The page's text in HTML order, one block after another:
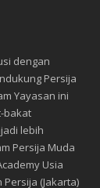
dengan
Persija
Yayasan ini
bakat
lebih
Persija Muda
Usia
Persija (Jakarta)